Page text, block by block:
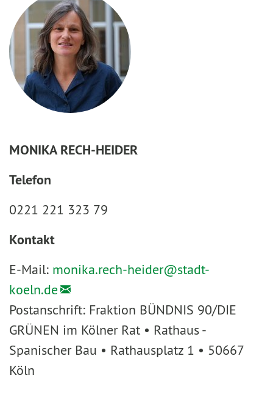
MONIKA RECH-HEIDER
Telefon
0221 221 323 79
Kontakt
E-Mail: monika.rech-heider@stadt-
koeln.de
Postanschrift: Fraktion BÜNDNIS 90/DIE
GRÜNEN im Kölner Rat • Rathaus -
Spanischer Bau • Rathausplatz 1 • 50667
Köln